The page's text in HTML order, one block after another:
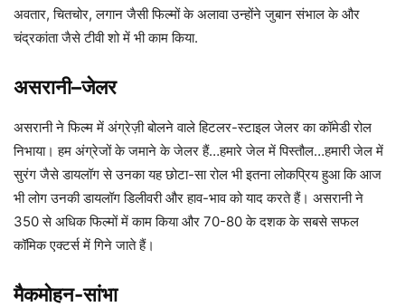
अवतार, चितचोर, लगान जैसी फिल्मों के अलावा उन्होंने जुबान संभाल के और
चंद्रकांता जैसे टीवी शो में भी काम किया.
असरानी–जेलर
असरानी ने फिल्म में अंग्रेज़ी बोलने वाले हिटलर-स्टाइल जेलर का कॉमेडी रोल
निभाया। हम अंग्रेजों के जमाने के जेलर हैं…हमारे जेल में पिस्तौल…हमारी जेल में
सुरंग जैसे डायलॉग से उनका यह छोटा-सा रोल भी इतना लोकप्रिय हुआ कि आज
भी लोग उनकी डायलॉग डिलीवरी और हाव-भाव को याद करते हैं। असरानी ने
350 से अधिक फिल्मों में काम किया और 70-80 के दशक के सबसे सफल
कॉमिक एक्टर्स में गिने जाते हैं।
मैकमोहन-सांभा